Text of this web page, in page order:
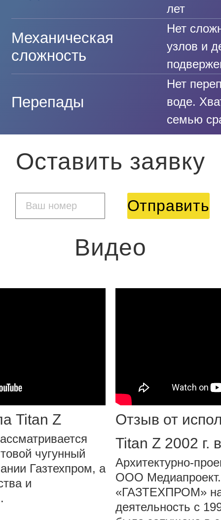
Механическая
сложность
Перепады
лет
Нет
узлов и
Нет
воде.
семью
Оставить заявку
Отправить
Видео
Titan Z
чугунный
Газтехпром, а
и
Отзыв от
Titan Z 2002 г.
Архитектурно-
ООО
«ГАЗТЕХПРОМ»
деятельность с